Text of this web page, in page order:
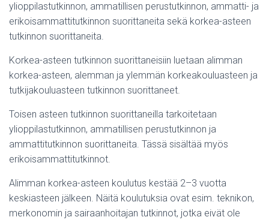
ylioppilastutkinnon, ammatillisen perustutkinnon, ammatti- ja
erikoisammattitutkinnon suorittaneita sekä korkea-asteen
tutkinnon suorittaneita.
Korkea-asteen tutkinnon suorittaneisiin luetaan alimman
korkea-asteen, alemman ja ylemmän korkeakouluasteen ja
tutkijakouluasteen tutkinnon suorittaneet.
Toisen asteen tutkinnon suorittaneilla tarkoitetaan
ylioppilastutkinnon, ammatillisen perustutkinnon ja
ammattitutkinnon suorittaneita. Tässä sisältää myös
erikoisammattitutkinnot.
Alimman korkea-asteen koulutus kestää 2–3 vuotta
keskiasteen jälkeen. Näitä koulutuksia ovat esim. teknikon,
merkonomin ja sairaanhoitajan tutkinnot, jotka eivät ole